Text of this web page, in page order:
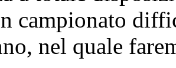
campionato
nel quale